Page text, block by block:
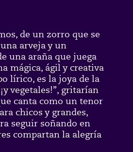
de un zorro que se
arveja y un
una araña que juega
mágica, ágil y creativa
lírico, es la joya de la
vegetales!”, gritarían
canta como un tenor
chicos y grandes,
seguir soñando en
compartan la alegría